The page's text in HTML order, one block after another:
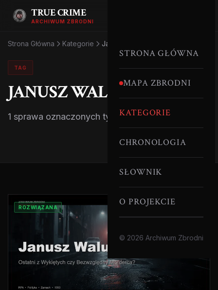
TRUE CRIME
ARCHIWUM ZBRODNI
STRONA GŁÓWNA
MAPA ZBRODNI
KATEGORIE
CHRONOLOGIA
SŁOWNIK
O PROJEKCIE
© 2026 Archiwum Zbrodni
Strona Główna Kategorie Janusz Waluś
TAG
JANUSZ WALUŚ
1 sprawa oznaczonych tym tagiem.
ROZWIĄZANA